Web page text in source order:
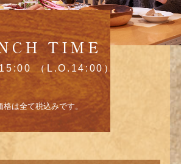
TIME
（L.O.14:00）
は全て税込みです。